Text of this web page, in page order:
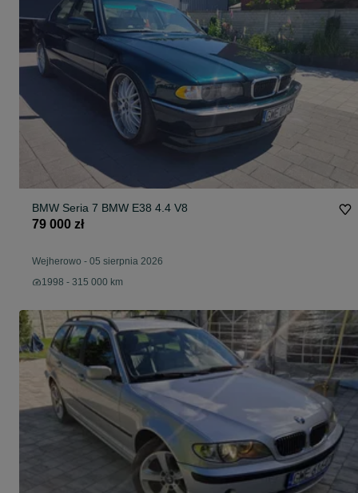
BMW Seria 7 BMW E38 4.4 V8
79 000 zł
Wejherowo - 05 sierpnia 2026
1998 - 315 000 km